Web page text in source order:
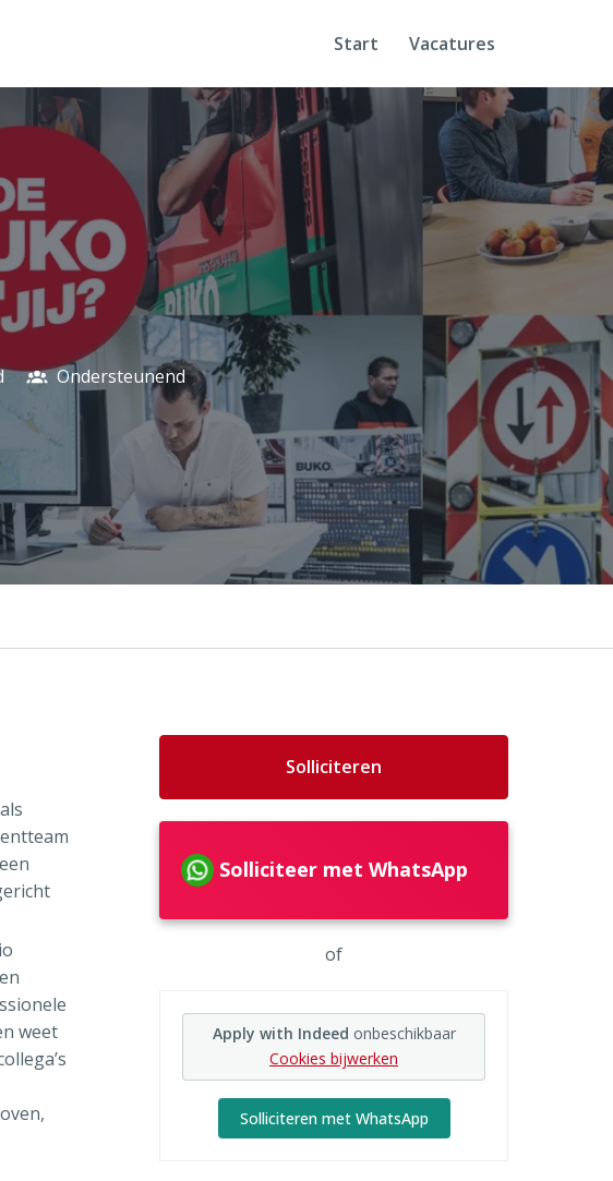
Start Vacatures
Ondersteunend
weet
Solliciteren
Solliciteer met WhatsApp
of
Apply with Indeed onbeschikbaar
Cookies bijwerken
Solliciteren met WhatsApp